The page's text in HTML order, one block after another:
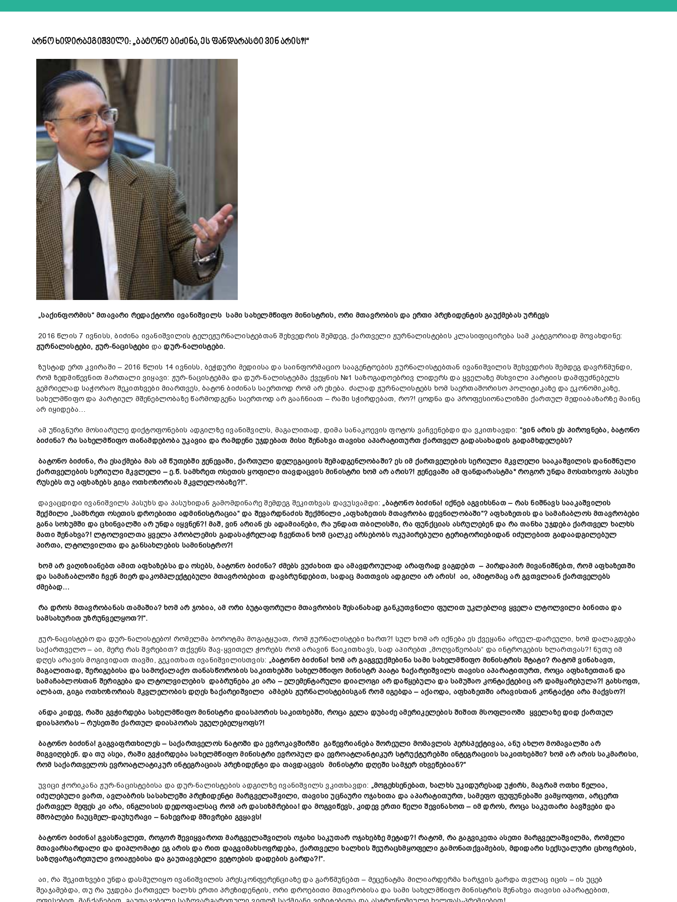
არნო ხიდირბეგიშვილი: „ბატონო ბიძინა, ეს ფანდარასტი ვინ არის?!“
„საქინფორმის“ მთავარი რედაქტორი ივანიშვილს სამი სახელმწიფო მინისტრის, ორი მთავრობის და ერთი პრეზიდენტის გაუქმებას ურჩევს
2016 წლის 7 ივნისს, ბიძინა ივანიშვილის ტელეჟურნალისტებთან შეხვედრის შემდეგ, ქართველი ჟურნალისტების კლასიფიცირება სამ კატეგორიად მოვახდინე:
ჟურნალისტები, ჟურ-ნაცისტები და დურ-ნალისტები.
ზუსტად ერთ კვირაში – 2016 წლის 14 ივნისს, ბეჭდური მედიისა და საინფორმაციო სააგენტოების ჟურნალისტებთან ივანიშვილის შეხვედრის შემდეგ დავრწმუნდი,
რომ ზედმიწევნით მართალი ვიყავი: ჟურ-ნაცისტებმა და დურ-ნალისტებმა ქვეყნის №1 საზოგადოებრივ ლიდერს და ყველაზე მსხვილი პარტიის დამფუძნებელს
გემრიელად საჭორაო შეკითხვები მიართვეს, ბატონ ბიძინას საერთოდ რომ არ ეხება. ძალად ჟურნალისტებს ხომ საერთაშორისო პოლიტიკაზე და ეკონომიკაზე,
სახელმწიფო და პარტიულ მშენებლობაზე წარმოდგენა საერთოდ არ გააჩნიათ – რაში სჭირდებათ, რო?! ცოდნა და პროფესიონალიზმი ქართულ მედიაბაზარზე მაინც
არ იყიდება…
ამ უწიგნური მოსიარულე დიქტოფონების ადგილზე ივანიშვილს, მაგალითად, დიმა სანაკოევის ფოტოს ვაჩვენებდი და ვკითხავდი: “ვინ არის ეს პიროვნება, ბატონო
ბიძინა? რა სახელმწიფო თანამდებობა უკავია და რამდენი უჯდებათ მისი შენახვა თავისი აპარატითურთ ქართველ გადასახადის გადამხდელებს?
ბატონო ბიძინა, რა ესაქმება მას ამ წუთებში ჟენევაში, ქართული დელეგაციის შემადგენლობაში? ეს იმ ქართველების სერიული მკვლელი სააკაშვილის დანიშნული
ქართველების სერიული მკვლელი – ე.წ. სამხრეთ ოსეთის ყოფილი თავდაცვის მინისტრი ხომ არ არის?! ჟენევაში ამ ფანდარასტმა*როგორუნდა მოსთხოვოს პასუხი
რუსებს თუ აფხაზებს გიგა ოთხოზორიას მკვლელობაზე?!“.
დავაცდიდი ივანიშვილს პასუხს და პასუხიდან გამომდინარე შემდეგ შეკითხვას დავუსვამდი:„ბატონო ბიძინა! იქნებ აგვიხსნათ – რას ნიშნავს სააკაშვილის
შექმილი „სამხრეთ ოსეთის დროებითი ადმინისტრაცია“ და შევარდნაძის შექმნილი „აფხაზეთის მთავრობა დევნილობაში“? აფხაზეთის და სამაჩაბლოს მთავრობები
განა სოხუმში და ცხინვალში არ უნდა იყვნენ?! მაშ, ვინ არიან ეს ადამიანები, რა უნდათ თბილისში, რა ფუნქციას ასრულებენ და რა თანხა უჯდება ქართველ ხალხს
მათი შენახვა?! ლტოლვილთა ყველა პრობლემის გადასაჭრელად ჩვენთან ხომ ცალკე არსებობს ოკუპირებული ტერიტორიებიდან იძულებით გადაადგილებულ
პირთა, ლტოლვილთა და განსახლების სამინისტრო?!
ხომ არ ვაღიზიანებთ ამით აფხაზებსა და ოსებს, ბატონო ბიძინა? ძმებს ვუძახით და ამავდროულად არაფრად ვაგდებთ – პირდაპირ მივანიშნებთ, რომ აფხაზეთში
და სამაჩაბლოში ჩვენ მიერ დაკომპლექტებული მთავრობებით დავბრუნდებით, სადაც მათთვის ადგილი არ არის! აი, ამიტომაც არ გვთვლიან ქართველებს
ძმებად…
რა დროს მთავრობანას თამაშია? ხომ არ ჯობია, ამ ორი ბუტაფორული მთავრობის შესანახად განკუთვნილი ფულით უკლებლივ ყველა ლტოლვილი ბინითა და
სამსახურით უზრუნველყოთ?!“.
ჟურ-ნაცისტებო და დურ-ნალისტებო! რომელმა ბოროტმა მოგატყუათ, რომ ჟურნალისტები ხართ?! სულ ხომ არ იქნება ეს ქვეყანა არეულ-დარეული, ხომ დალაგდება
საქართველო – აი, მერე რას შვრებით? თქვენს შავ-ყვითელ ჭორებს რომ არავინ წაიკითხავს, სად აპირებთ „მოღვაწეობას“ და ინტროგების ხლართვას?! ნუთუ იმ
დღეს არავის მოგივიდათ თავში, გეკითხათ ივანიშვილისთვის: „ბატონო ბიძინა! ხომ არ გაგვეუქმებინა სამი სახელმწიფო მინისტრის შტატი? რატომ ვინახავთ,
მაგალითად,შერიგებისა და სამოქალაქო თანასწორობის საკითხებში სახელმწიფო მინისტრპაატა ზაქარეიშვილს თავისი აპარატითურთ, როცა აფხაზეთთან და
სამაჩაბლოსთან შერიგება დალტოლვილების დაბრუნება კი არა – ელემენტარული დიალოგი არ დაწყებულა და სამუშაო კონტაქტებიც არ დამყარებულა?! გახსოვთ,
ალბათ, გიგა ოთხოზორიას მკვლელობის დღეს ზაქარეიშვილი ამბებს ჟურნალისტებისგან რომ იგებდა – აქაოდა, აფხაზეთში არავისთან კონტაქტი არა მაქვსო?!
ანდა კიდევ, რაში გვჭირდება სახელმწიფო მინისტრი დიასპორის საკითხებში, როცა გელა დუბაძე ამერიკელების შიშით მსოფლიოში ყველაზე დიდ ქართულ
დიასპორას – რუსეთში ქართულ დიასპორას უგულებელყოფს?!
ბატონო ბიძინა! გაგვაფრთხილეს – საქართველოს ნატოში და ევროკავშირში გაწევრიანება შორეული მომავლის პერსპექტივაა, ანუ ახლო მომავალში არ
მიგვიღებენ. დათუ ასეა, რაში გვჭირდებასახელმწიფო მინისტრი ევროპულ და ევროატლანტიკურ სტრუქტურებში ინტეგრაციის საკითხებში? ხომ არ არის საკმარისი,
რომ საქართველოს ევროატლატიკურ ინტეგრაციას პრეზიდენტი და თავდაცვის მინისტრი დღეში სამჯერ იხვეწებიან?“
უვიცი ჭორიკანა ჟურ-ნაცისტებისა და დურ-ნალისტების ადგილზე ივანიშვილს ვკითხავდი: „მოგეხსენებათ, ხალხს უკიდურესად უჭირს, მაგრამ ოთხი წელია,
იძულებული ვართ, ავლაბრის სასახლეში პრეზიდენტი მარგველაშვილი, თავისი უცნაური ოჯახითა და აპარატითურთ, სამეფო ფუფუნებაში ვამყოფოთ, არცერთ
ქართველ მეფეს კი არა, ინგლისის დედოფალსაც რომ არ დასიზმრებია! და მოგვიწევს, კიდევ ერთი წელი შევინახოთ – იმ დროს, როცა საკუთარი ბავშვები და
მშობლები ჩაუცმელ-დაუხურავი – ნახევრად მშივრები გვყავს!
ბატონო ბიძინა! გვასწავლეთ, როგორ შევიყვაროთ მარგველაშვილის ოჯახი საკუთარ ოჯახებზე მეტად?! რატომ, რა გაგვიკეთა ასეთი მარგველაშვილმა, რომელი
მთავარსარდალი და დიპლომატი ეგ არის და რით დაგვიმახსოვრდება, ქართველი ხალხის შეურაცხმყოფელი გამონათქვამების, მდიდარი სექსუალური ცხოვრების,
საზღვარგარეთული ვოიაჟებისა და გაუთავებელი ვეტოების დადების გარდა?!“.
აი, რა შეკითხვები უნდა დასმულიყო ივანიშვილის პრესკონფერენციაზე და გარწმუნებთ – მეცენატმა მილიარდერმა ხარჯვის გარდა თვლაც იცის – ის უცებ
შეაჯამებდა, თუ რა უჯდება ქართველ ხალხს ერთი პრეზიდენტის, ორი დროებითი მთავრობისა და სამი სახელმწიფო მინისტრის შენახვა თავისი აპარატებით,